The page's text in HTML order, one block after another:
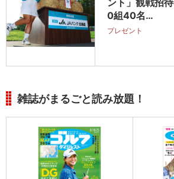
ント」観戦招
0組40名…
プレゼント
雑誌がまるごと読み放題！